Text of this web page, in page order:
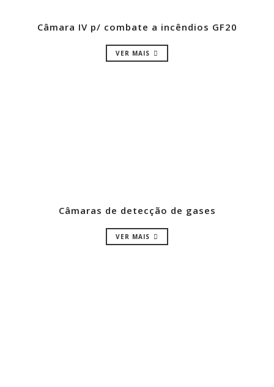
Câmara IV p/ combate a incêndios GF20
VER MAIS
Câmaras de detecção de gases
VER MAIS